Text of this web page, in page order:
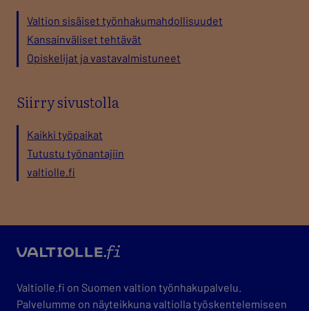
Valtion sisäiset työnhakumahdollisuudet
Kansainväliset tehtävät
Opiskelijat ja vastavalmistuneet
Siirry sivustolla
Kaikki työpaikat
Tutustu työnantajiin
valtiolle.fi
valtio
Valtiolle.fi on Suomen valtion työnhakupalvelu.
Palvelumme on näyteikkuna valtiolla työskentelemiseen